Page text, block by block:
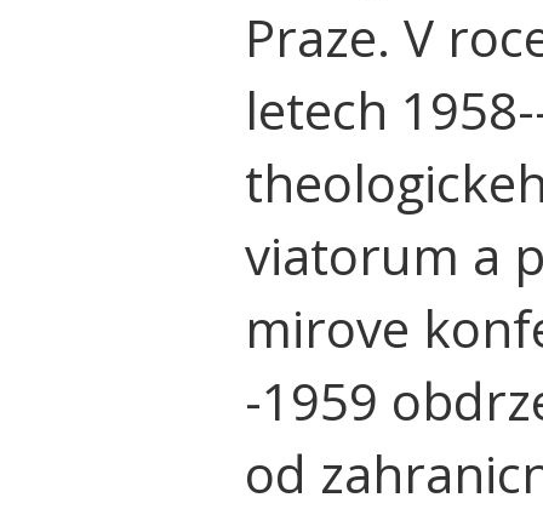
Praze. V
letech
viatorum a
mirove
-1959
od